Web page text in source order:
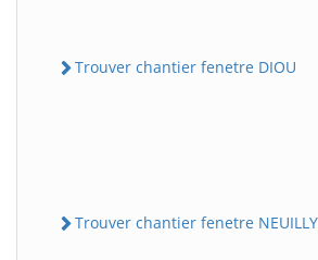
Trouver chantier fenetre DIOU
Trouver chantier fenetre